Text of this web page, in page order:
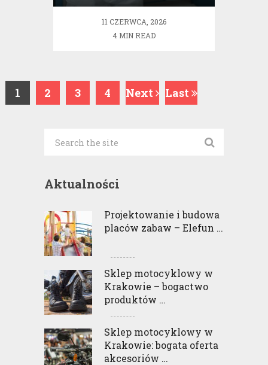
11 CZERWCA, 2026
4 MIN READ
1 2 3 4 Next Last
Aktualności
Projektowanie i budowa
placów zabaw – Elefun …
Sklep motocyklowy w
Krakowie – bogactwo
produktów …
Sklep motocyklowy w
Krakowie: bogata oferta
akcesoriów …